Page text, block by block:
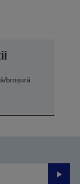
broșură